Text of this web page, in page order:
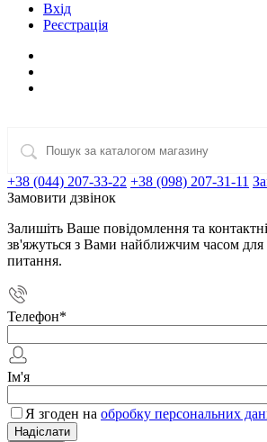
Вхід
Реєстрація
+38 (044) 207-33-22 +38 (098) 207-31-11
Замовити дзвінок
Залишіть Ваше повідомлення та
зв'яжуться з Вами найближчим часом
питання.
Телефон*
Ім'я
Я згоден на обробку персональних